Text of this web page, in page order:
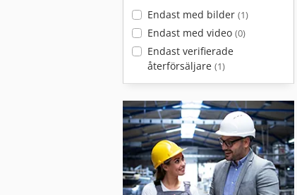
Endast med bilder (1)
Endast med video (0)
Endast verifierade
återförsäljare (1)